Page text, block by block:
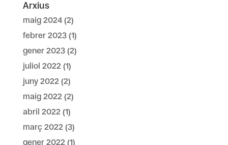
Arxius
maig 2024(2)
febrer 2023(1)
gener 2023(2)
juliol 2022(1)
juny 2022(2)
maig 2022(2)
abril 2022(1)
març 2022(3)
gener 2022(1)